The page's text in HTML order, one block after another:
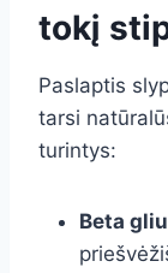
tokį
Paslaptis
tarsi
turintys:
Beta